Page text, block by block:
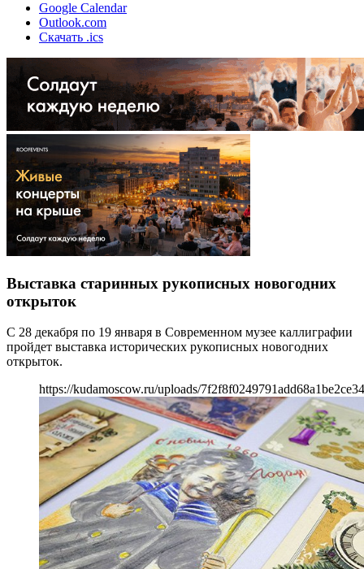
Google Calendar
Outlook.com
Скачать .ics
Выставка старинных рукописных новогодних
открыток
С 28 декабря по 19 января в Современном музее каллиграфии
пройдет выставка исторических рукописных новогодних
открыток.
https://kudamoscow.ru/uploads/